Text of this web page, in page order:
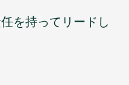
を持ってリードし